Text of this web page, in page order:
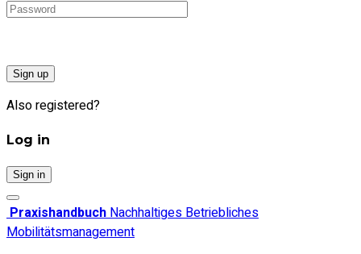
Sign up
Also registered?
Log in
Sign in
PraxishandbuchNachhaltiges Betriebliches
Mobilitätsmanagement